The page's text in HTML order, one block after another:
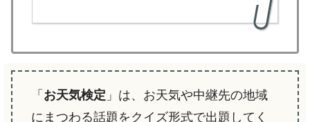
「 お天気検定 」は、お天気や中継先の地域
にまつわる話題をクイズ形式で出題してく